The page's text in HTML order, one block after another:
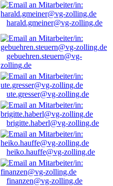
harald.gmeiner@vg-zolling.de
gebuehren.steuern@vg-
zolling.de
ute.gresser@vg-zolling.de
brigitte.haberl@vg-zolling.de
heiko.hauffe@vg-zolling.de
finanzen@vg-zolling.de